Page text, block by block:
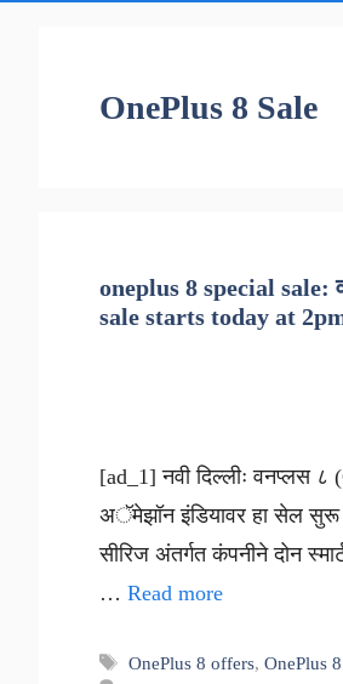
OnePlus 8 Sale
oneplus 8 special sale:
sale starts today at
[ad_1] नवी दिल्लीः वनप्लस
अॅमेझॉन इंडियावर हा सेल सुरू
सीरिज अंतर्गत कंपनीने दोन
… Read more
Tags
OnePlus 8 offers,OnePlus